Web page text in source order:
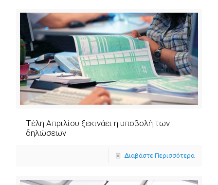
Τέλη Απριλίου ξεκινάει η υποβολή των
δηλώσεων
Διαβάστε Περισσότερα